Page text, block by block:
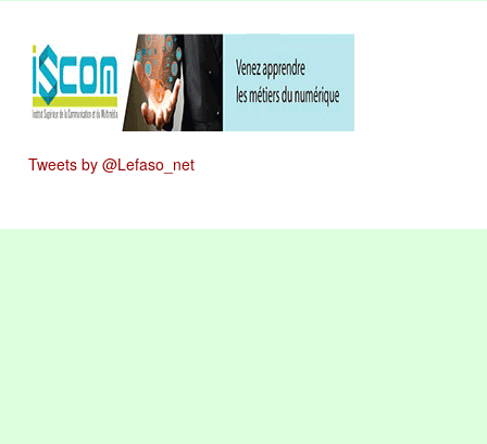
Tweets by @Lefaso_net